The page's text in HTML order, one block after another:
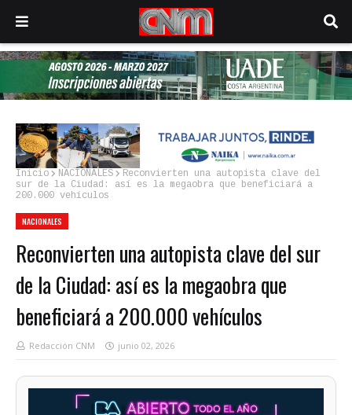
Inicio NACIONALES
Reconvierten una autopista clave del
sur de la Ciudad: así es la megaobra que beneficiará a
200.000 vehículos
NACIONALES
Reconvierten una autopista clave del sur
de la Ciudad: así es la megaobra que
beneficiará a 200.000 vehículos
Redacción CNM junio 02, 2026